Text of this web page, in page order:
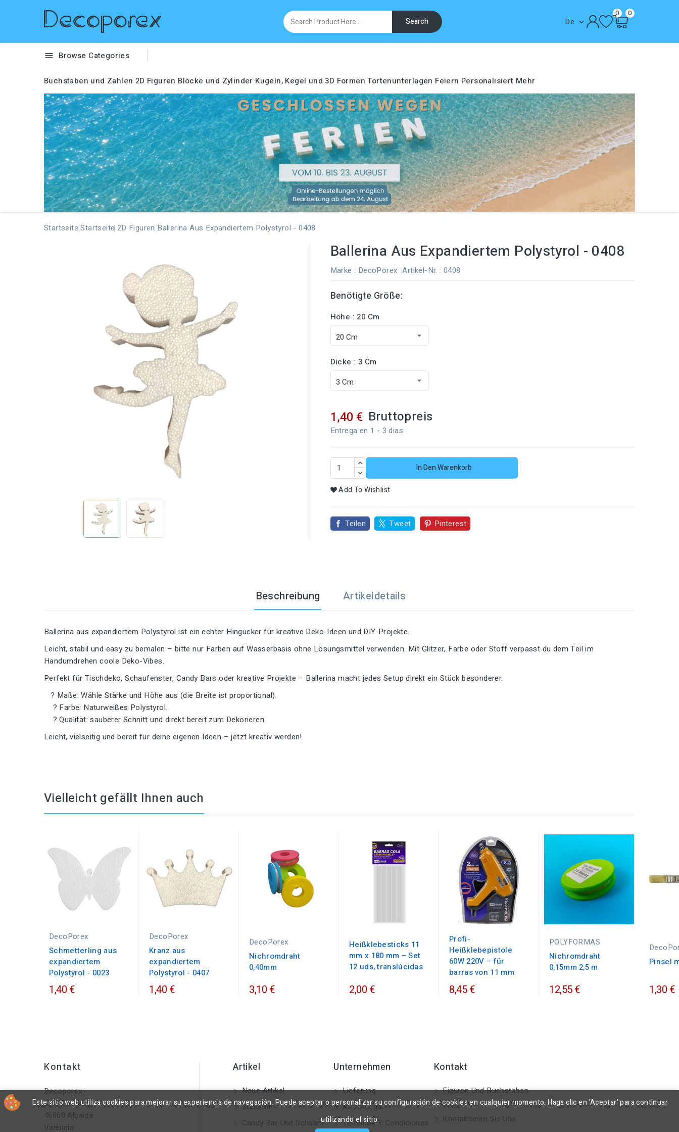
Search De 
0 0
 Browse Categories
Buchstaben und Zahlen 2D Figuren Blöcke und Zylinder Kugeln, Kegel und 3D Formen Tortenunterlagen Feiern Personalisiert Mehr
Startseite Startseite 2D Figuren Ballerina Aus Expandiertem Polystyrol - 0408
Ballerina Aus Expandiertem Polystyrol - 0408
Marke : DecoPorex Artikel-Nr. : 0408
Benötigte Größe:
Höhe : 20 Cm
Dicke : 3 Cm
1,40 € Bruttopreis
Entrega en 1 - 3 dias
In Den Warenkorb
Add To Wishlist
Teilen Tweet Pinterest
Beschreibung Artikeldetails
Ballerina aus expandiertem Polystyrol ist ein echter Hingucker für kreative Deko-Ideen und DIY-Projekte.
Leicht, stabil und easy zu bemalen – bitte nur Farben auf Wasserbasis ohne Lösungsmittel verwenden. Mit Glitzer, Farbe oder Stoff verpasst du dem Teil im
Handumdrehen coole Deko-Vibes.
Perfekt für Tischdeko, Schaufenster, Candy Bars oder kreative Projekte – Ballerina macht jedes Setup direkt ein Stück besonderer.
? Maße: Wähle Stärke und Höhe aus (die Breite ist proportional).
? Farbe: Naturweißes Polystyrol.
? Qualität: sauberer Schnitt und direkt bereit zum Dekorieren.
Leicht, vielseitig und bereit für deine eigenen Ideen – jetzt kreativ werden!
Vielleicht gefällt Ihnen auch
DecoPorex
Schmetterling aus
expandiertem
Polystyrol - 0023
1,40 €
DecoPorex
Kranz aus
expandiertem
Polystyrol - 0407
1,40 €
DecoPorex
Nichromdraht
0,40mm
3,10 €
Heißklebesticks 11
mm x 180 mm – Set
12 uds, translúcidas
2,00 €
Profi-
Heißklebepistole
60W 220V – für
barras von 11 mm
8,45 €
POLYFORMAS
Nichromdraht
0,15mm 2,5 m
12,55 €
Pinsel
1,30 €
Kontakt
Decoporex
C/ 8 De Març, 9
46860 Albaida
València
Artikel
Neue Artikel
Zubehör
Candy Bar Und Schalen
Unternehmen
Lieferung
Aviso Legal
Términos Y Condiciones
Kontakt
Figuren Und Buchstaben
Nach Mass
Kontaktieren Sie Uns
Este sitio web utiliza cookies para mejorar su experiencia de navegación. Puede aceptar o personalizar su configuración de cookies en cualquier momento. Haga clic en 'Aceptar' para continuar
utilizando el sitio.